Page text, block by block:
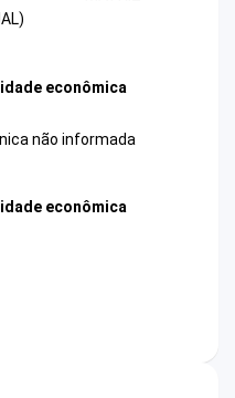
econômica
não informada
econômica